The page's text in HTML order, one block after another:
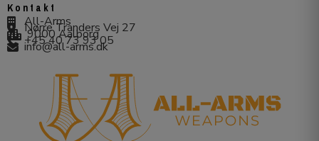
Kontakt
All-Arms
Nørre Tranders Vej 27
9000 Aalborg
+45 40 73 93 05
info@all-arms.dk